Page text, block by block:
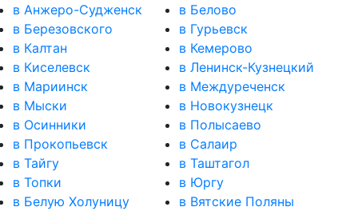
в Анжеро-Судженск
в Белово
в Березовского
в Гурьевск
в Калтан
в Кемерово
в Киселевск
в Ленинск-Кузнецкий
в Мариинск
в Междуреченск
в Мыски
в Новокузнецк
в Осинники
в Полысаево
в Прокопьевск
в Салаир
в Тайгу
в Таштагол
в Топки
в Юргу
в Белую Холуницу
в Вятские Поляны